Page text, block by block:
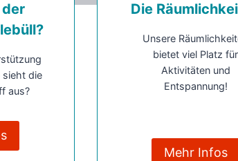
sieht die
aus?
Die
Unsere
bietet viel Platz für
Aktivitäten und
Entspannung!
Mehr Infos